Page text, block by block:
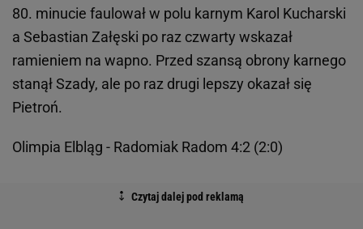
80. minucie faulował w polu karnym Karol Kucharski
a Sebastian Załęski po raz czwarty wskazał
ramieniem na wapno. Przed szansą obrony karnego
stanął Szady, ale po raz drugi lepszy okazał się
Pietroń.
Olimpia Elbląg - Radomiak Radom 4:2 (2:0)